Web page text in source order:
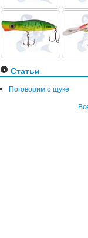
Статьи
Поговорим о щуке